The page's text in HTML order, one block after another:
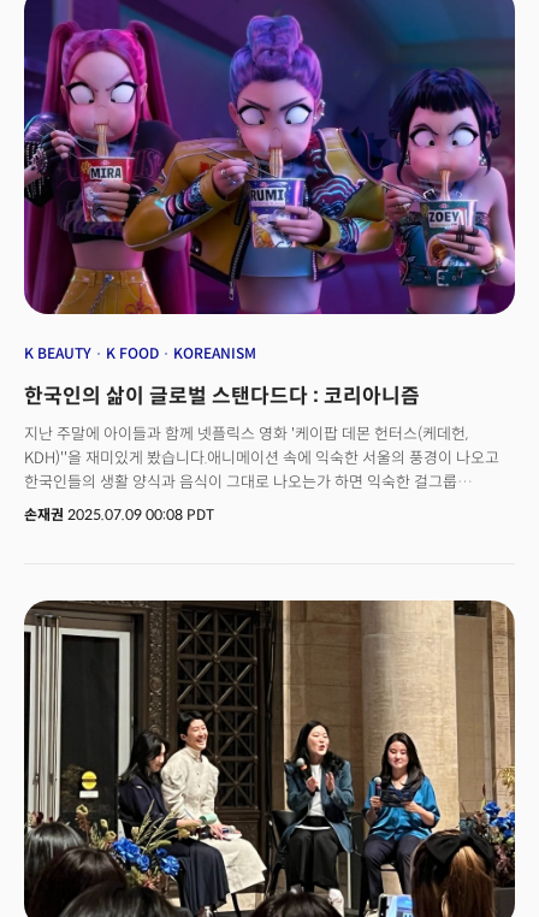
‘핫 100’에서 통산 8주 1위를 차지하며 세계를 놀라게 했다. 방탄소년단(BTS)
의 ‘버터(Butter, 10주)’에 이어 8주 이상 1위를 기록한 두 번째 K팝에 등극한
것. K팝 역사가 새로 써지는 순간, K팝 산업에서 독보적 위치를 차지한 하이브
(HYBE)의 김태호 최고운영책임자(COO)를 만났다. 10월 18일(현지시각)
뉴욕에서 열린 ‘꿈(KOOM) 페스티벌’ 현장에서 진행한 인터뷰에서 그는 K팝의
미래에 대한 하이브의 청사진을 명확히 제시했다.“‘케데헌’은 K팝이라는
장르의 확장성을 만들어준 계기가 됐습니다. 기존의 K팝을 좋아했었던 팬들
외에도 K팝에 대한 이해와 저변이 넓어졌다는 측면은 비즈니스의 확장이라는
측면에서 매우 좋은 기회라고 생각합니다.”김 COO는 “K팝이라는 장르적
특성은 우리를 여기까지 있게 한 힘이기도 했지만, 반대로 확장성 측면에서는
걸림돌로 작동하기도 했다”며 “어느 순간 K팝을 넘어서야 한다는 건 저희에게
굉장히 중요한 미션이었다”고 설명했다. 케데헌 등장 이전에도 하이브는
K팝을 단순한 서브컬처가 아니라 전 세계인이 즐길 수 있는 하나의 장르로
한국의 시스템, 장르적 요건을 갖추면 K팝이 되는, 즉 ‘메이드 인 코리아’가
종주국은 한국이지만, 올림픽 메달은 다양한 국가가 차지하는 상황과
비슷합니다. 힙합이라는 장르를 볼까요? 미국 흑인음악에서 출발했지만,
지금은 전 세계 아티스트들이 함께 힙합을 만들고 공연하죠.”그는 특히
글로벌화, 현지화 전략의 중요성을 강조하며 하이브의 걸그룹 ‘캣츠아이
(KATSEYE)’를 예로 들었다. 👉관련 기사 : 한국인의 삶이 글로벌 스탠다드다,
코리아니즘
K BEAUTY K FOOD KOREANISM
한국인의 삶이 글로벌 스탠다드다 : 코리아니즘
지난 주말에 아이들과 함께 넷플릭스 영화 '케이팝 데몬 헌터스(케데헌,
KDH)''을 재미있게 봤습니다.애니메이션 속에 익숙한 서울의 풍경이 나오고
한국인들의 생활 양식과 음식이 그대로 나오는가 하면 익숙한 걸그룹
헌트릭스, 누가봐도 '저승사자' 컨셉의 갓을 쓰고 도포를 입은 남돌
초등학생인 저의 두 딸 아이는 다소 생소할 수 있었는데 제가 "한국인임이
자랑스럽지?"란 물음에 자연스레 고개를 끄덕입니다. 모든 것이 '한국적'인
이 애니메이션은 한국에서 만든 게 아닙니다. 미국 자본으로 미국에서 만든
미국 영화입니다. 스파이더맨을 만들며 특유의 미장센과 연출로 명작
애니메이션 스튜디오 반열에 오른 '소니 픽처스'에서 제작했고 글로벌
스트리밍 플랫폼 넷플릭스를 타고 전 세계 안방과 스마트폰으로 빠르게
퍼지고 있습니다. 한국에서 태어나 캐나다 토론토로 이민을 간 후 미국에서
대학을 졸업하고 유명 애니메이션 스튜디오에서 활약하는 한국계 메기 강
감독의 작품입니다. 케데헌은 공개 후 26개국에서 넷플릭스 1위를
차지했으며, 93개국에서 톱10에 진입하는 성과를 거두고 있습니다. OST
앨범은 빌보드 200 차트 8위로 데뷔, 올해 발매 사운드트랙 중 최고 성적을
기록했습니다. 이는 케데헌이 단순한 콘텐츠적인 성공을 넘어 글로벌 문화
현상으로 자리 잡아 가고 있음을 보여줍니다.
손재권 2025.07.09 00:08 PDT